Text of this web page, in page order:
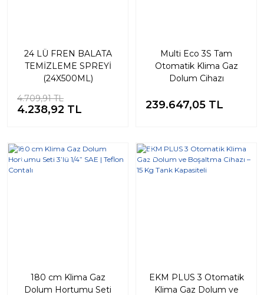
24 LÜ FREN BALATA
TEMİZLEME SPREYİ
(24X500ML)
4.709,91 TL
4.238,92 TL
Multi Eco 3S Tam
Otomatik Klima Gaz
Dolum Cihazı
239.647,05 TL
Yeni
180 cm Klima Gaz
Dolum Hortumu Seti
Yeni
EKM PLUS 3 Otomatik
Klima Gaz Dolum ve